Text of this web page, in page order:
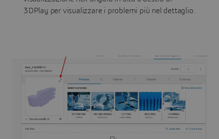
3DPlay per visualizzare i problemi più nel dettaglio.